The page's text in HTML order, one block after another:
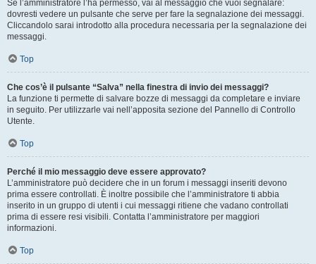
Se l’amministratore l’ha permesso, vai al messaggio che vuoi segnalare:
dovresti vedere un pulsante che serve per fare la segnalazione dei messaggi.
Cliccandolo sarai introdotto alla procedura necessaria per la segnalazione dei
messaggi.
Top
Che cos’è il pulsante “Salva” nella finestra di invio dei messaggi?
La funzione ti permette di salvare bozze di messaggi da completare e inviare
in seguito. Per utilizzarle vai nell’apposita sezione del Pannello di Controllo
Utente.
Top
Perché il mio messaggio deve essere approvato?
L’amministratore può decidere che in un forum i messaggi inseriti devono
prima essere controllati. È inoltre possibile che l’amministratore ti abbia
inserito in un gruppo di utenti i cui messaggi ritiene che vadano controllati
prima di essere resi visibili. Contatta l’amministratore per maggiori
informazioni.
Top